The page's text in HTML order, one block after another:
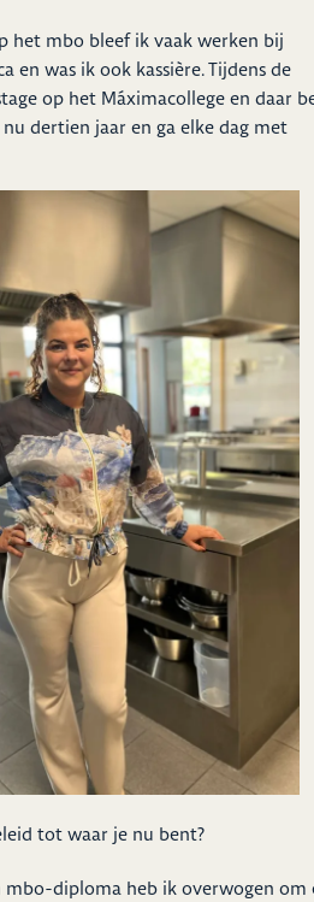
het mbo bleef ik vaak werken bij
en was ik ook kassière. Tijdens de
op het Máximacollege en daar
dertien jaar en ga elke dag met
tot waar je nu bent?
mbo-diploma heb ik overwogen om